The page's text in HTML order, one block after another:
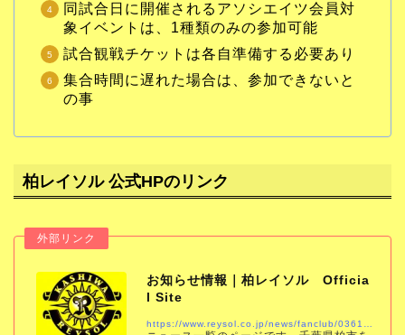
同試合日に開催されるアソシエイツ会員対
象イベントは、1種類のみの参加可能
試合観戦チケットは各自準備する必要あり
集合時間に遅れた場合は、参加できないと
の事
柏レイソル 公式HPのリンク
お知らせ情報｜柏レイソル Officia
l Site
https://www.reysol.co.jp/news/fanclub/036156.html